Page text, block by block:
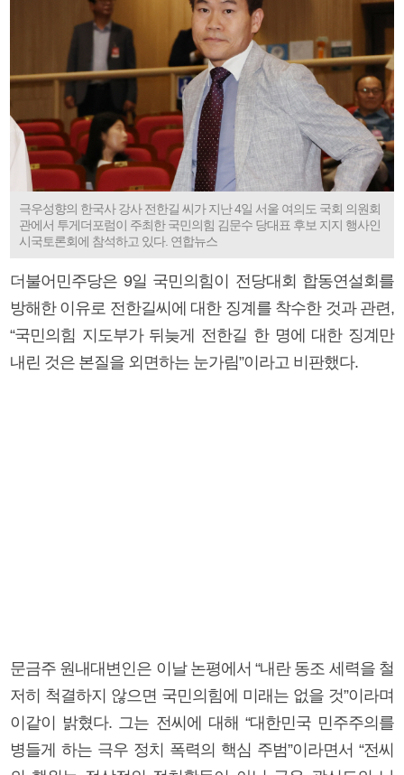
극우성향의 한국사 강사 전한길 씨가 지난 4일 서울 여의도 국회 의원회
관에서 투게더포럼이 주최한 국민의힘 김문수 당대표 후보 지지 행사인
시국토론회에 참석하고 있다. 연합뉴스
더불어민주당은 9일 국민의힘이 전당대회 합동연설회를
방해한 이유로 전한길씨에 대한 징계를 착수한 것과 관련,
“국민의힘 지도부가 뒤늦게 전한길 한 명에 대한 징계만
내린 것은 본질을 외면하는 눈가림”이라고 비판했다.
문금주 원내대변인은 이날 논평에서 “내란 동조 세력을 철
저히 척결하지 않으면 국민의힘에 미래는 없을 것”이라며
이같이 밝혔다. 그는 전씨에 대해 “대한민국 민주주의를
병들게 하는 극우 정치 폭력의 핵심 주범”이라면서 “전씨